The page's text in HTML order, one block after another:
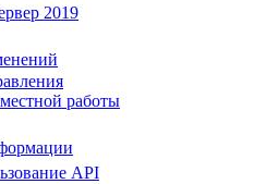
2019
работы
API